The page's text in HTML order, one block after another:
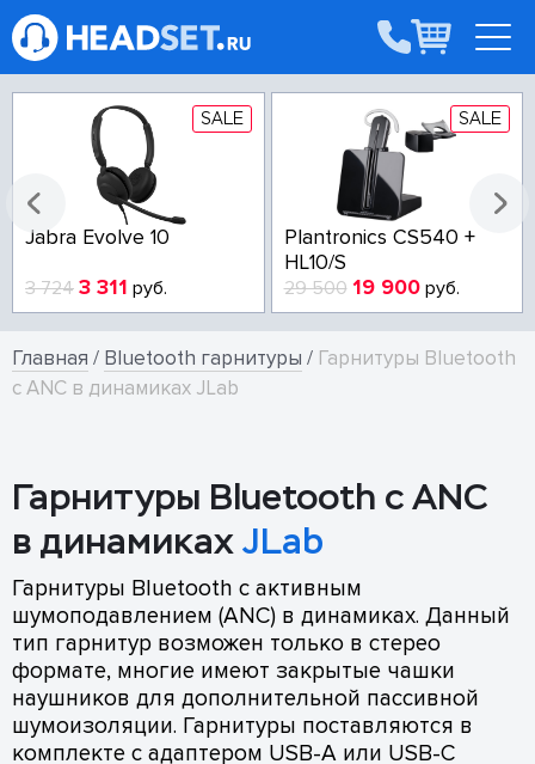
SALE
Jabra Evolve 10
3 724 3 311 руб.
SALE
Plantronics CS540 +
HL10/S
29 500 19 900руб.
Главная / Bluetooth гарнитуры / Гарнитуры Bluetooth
с ANC в динамиках JLab
Гарнитуры Bluetooth с ANC
в динамикахJLab
Гарнитуры Bluetooth с активным
шумоподавлением (ANC) в динамиках. Данный
тип гарнитур возможен только в стерео
формате, многие имеют закрытые чашки
наушников для дополнительной пассивной
шумоизоляции. Гарнитуры поставляются в
комплекте с адаптером USB-A или USB-C